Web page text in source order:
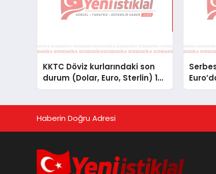
KKTC Döviz kurlarındaki son
durum (Dolar, Euro, Sterlin) 15
Ekim 2025
Haberin Doğru Adresi